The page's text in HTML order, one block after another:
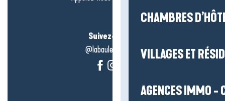
CHAMBRES
VILLAGES ET
AGENCES IMMO -
Suivez-nous !
@labauleguérande